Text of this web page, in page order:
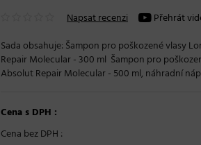
Napsat recenzi Přehrát
Sada obsahuje: Šampon pro poškozené vlasy
Repair Molecular - 300 ml Šampon pro
Absolut Repair Molecular - 500 ml, náhradní
Cena s DPH :
Cena bez DPH :